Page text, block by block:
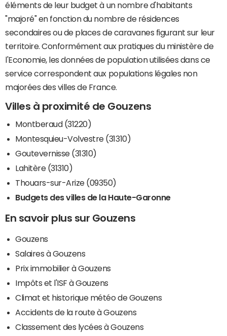
éléments de leur budget à un nombre d'habitants
"majoré" en fonction du nombre de résidences
secondaires ou de places de caravanes figurant sur leur
territoire. Conformément aux pratiques du ministère de
l'Economie, les données de population utilisées dans ce
service correspondent aux populations légales non
majorées des villes de France.
Villes à proximité de Gouzens
Montberaud (31220)
Montesquieu-Volvestre (31310)
Goutevernisse (31310)
Lahitère (31310)
Thouars-sur-Arize (09350)
Budgets des villes de la Haute-Garonne
En savoir plus sur Gouzens
Gouzens
Salaires à Gouzens
Prix immobilier à Gouzens
Impôts et l'ISF à Gouzens
Climat et historique météo de Gouzens
Accidents de la route à Gouzens
Classement des lycées à Gouzens